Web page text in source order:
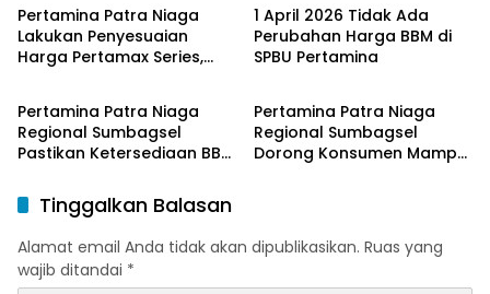
bagi Nelayan melalui
Aplikasi XSTAR
Pertamina Patra Niaga
Lakukan Penyesuaian
Harga Pertamax Series,
1 April 2026 Tidak Ada
Perubahan Harga BBM di
SPBU Pertamina
Bangka Belitung
Pertamina Patra Niaga
Regional Sumbagsel
Pastikan Ketersediaan BBM
Ramadan dan Menjelang
Idulfitri
Bangka Belitung
Pertamina Patra Niaga
Regional Sumbagsel
Dorong Konsumen Mampu
Tinggalkan Balasan
Alamat email Anda tidak akan dipublikasikan. Ruas yang
wajib ditandai *